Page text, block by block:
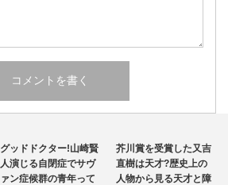
自閉症
グッドドクター!山崎賢
人演じる自閉症でサヴ
ァン症候群の青年って
芥川賞を受賞した又吉
直樹は天才?歴史上の
人物から見る天才と障